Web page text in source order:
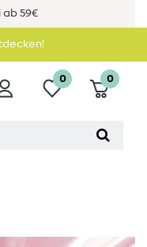
59€
0 0